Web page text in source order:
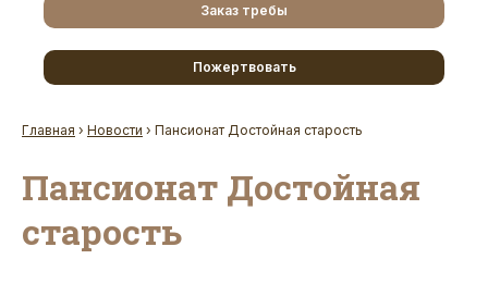
Заказ требы
Пожертвовать
Главная › Новости › Пансионат Достойная старость
Пансионат Достойная
старость